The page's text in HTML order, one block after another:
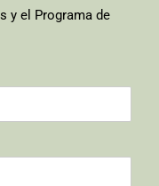
y el Programa de